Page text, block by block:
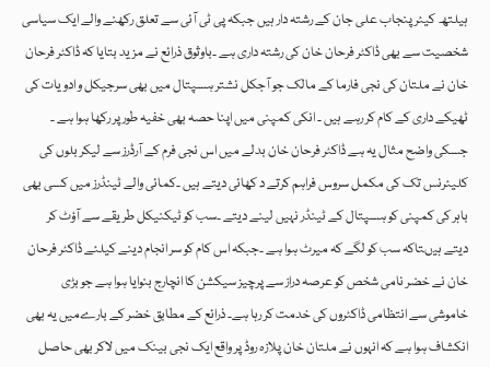
ہیلتھ کیئر پنجاب علی جان کے رشتہ دار ہیں جبکہ پی ٹی آئی سے تعلق رکھنے والے ایک سیاسی
شخصیت سے بھی ڈاکٹر فرحان خان کی رشتہ داری ہے ۔باوثوق ذرائع نے مزید بتایا کہ ڈاکٹر فرحان
خان نے ملتان کی نجی فارما کے مالک جو آجکل نشتر ہسپتال میں بھی سرجیکل و ادویات کی
ٹھیکے داری کے کام کر رہے ہیں ۔ انکی کمپنی میں اپنا حصہ بھی خفیہ طور پر رکھا ہوا ہے ۔
جسکی واضح مثال یہ ہے ڈاکٹر فرحان خان بدلے میں اس نجی فرم کے آرڈرز سے لیکر بلوں کی
کلیئرنس تک کی مکمل سروس فراہم کرتے د کھائی دیتے ہیں ۔کمائی والے ٹینڈرز میں کسی بھی
باہر کی کمپنی کو ہسپتال کے ٹینڈر نہیں لینے دیتے ۔سب کو ٹیکنیکل طریقے سے آؤٹ کر
دیتے ہیںتاکہ سب کو لگے کہ میرٹ ہوا ہے ۔جبکہ اس کام کو سر انجام دینے کیلئے ڈاکٹر فرحان
خان نے خضر نامی شخص کو عرصہ دراز سے پرچیز سیکشن کا انچارج بنوایا ہوا ہے جو بڑی
خاموشی سے انتظامی ڈاکٹروں کی خدمت کر رہا ہے۔ ذرائع کے مطابق خضر کے بارےمیں یہ بھی
انکشاف ہوا ہے کہ انہوں نے ملتان خان پلازہ روڈ پر واقع ایک نجی بینک میں لاکر بھی حاصل